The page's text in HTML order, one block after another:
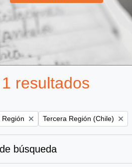
resultados
Remove filter:
Tercera Región (Chile)
búsqueda